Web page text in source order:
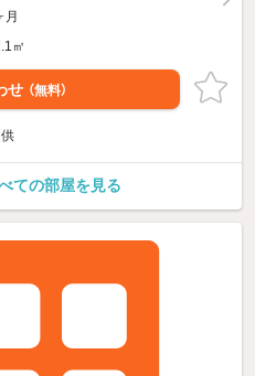
月
㎡
せ （無料）
ての部屋を見る